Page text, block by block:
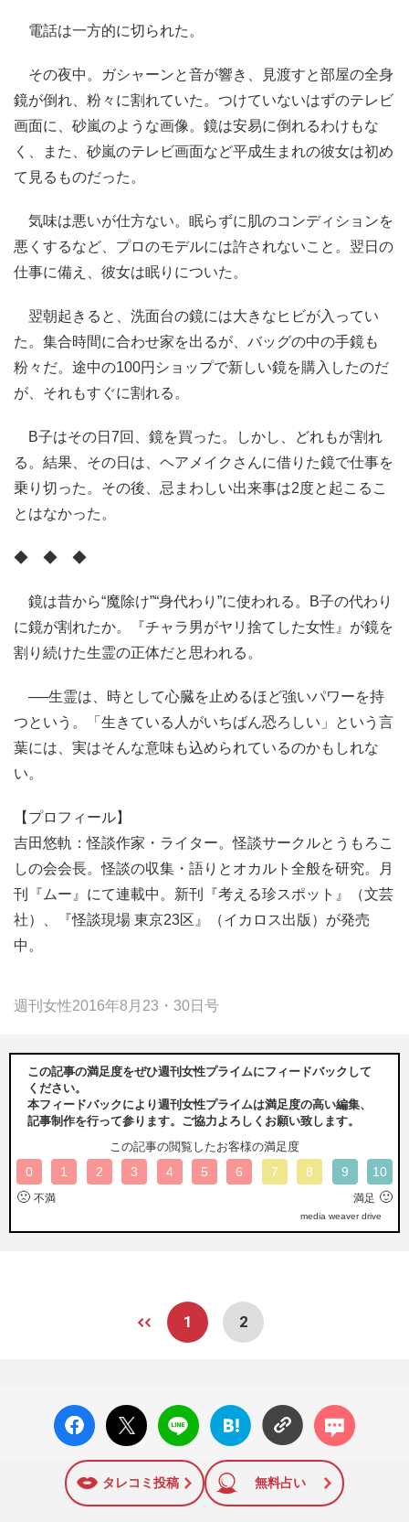
電話は一方的に切られた。
その夜中。ガシャーンと音が響き、見渡すと部屋の全身
鏡が倒れ、粉々に割れていた。つけていないはずのテレビ
画面に、砂嵐のような画像。鏡は安易に倒れるわけもな
く、また、砂嵐のテレビ画面など平成生まれの彼女は初め
て見るものだった。
気味は悪いが仕方ない。眠らずに肌のコンディションを
悪くするなど、プロのモデルには許されないこと。翌日の
仕事に備え、彼女は眠りについた。
翌朝起きると、洗面台の鏡には大きなヒビが入ってい
た。集合時間に合わせ家を出るが、バッグの中の手鏡も
粉々だ。途中の100円ショップで新しい鏡を購入したのだ
が、それもすぐに割れる。
B子はその日7回、鏡を買った。しかし、どれもが割れ
る。結果、その日は、ヘアメイクさんに借りた鏡で仕事を
乗り切った。その後、忌まわしい出来事は2度と起こるこ
とはなかった。
◆ ◆ ◆
鏡は昔から“魔除け”“身代わり”に使われる。B子の代わり
に鏡が割れたか。『チャラ男がヤリ捨てした女性』が鏡を
割り続けた生霊の正体だと思われる。
──生霊は、時として心臓を止めるほど強いパワーを持
つという。「生きている人がいちばん恐ろしい」という言
葉には、実はそんな意味も込められているのかもしれな
い。
【プロフィール】
吉田悠軌：怪談作家・ライター。怪談サークルとうもろこ
しの会会長。怪談の収集・語りとオカルト全般を研究。月
刊『ムー』にて連載中。新刊『考える珍スポット』（文芸
社）、『怪談現場 東京23区』（イカロス出版）が発売
中。
週刊女性2016年8月23・30日号
この記事の満足度をぜひ週刊女性プライムにフィードバックして
ください。
本フィードバックにより週刊女性プライムは満足度の高い編集、
記事制作を行って参ります。ご協力よろしくお願い致します。
この記事の閲覧したお客様の満足度
0 1 2 3 4 5 6 7 8 9 10
🙁 不満 満足 🙂
media weaver drive
1 2
facebo
ok い
X ポス
ト
LINE
はてな
ブック
に追加
コメン
ト
タレコミ投稿 無料占い